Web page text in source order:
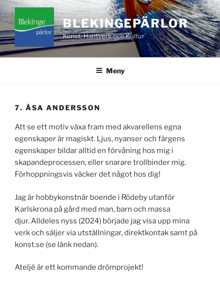
Hoppa
till
innehåll
BLEKINGEPÄRLOR
Konst, Hantverk och Kultur
Meny
7. ÅSA ANDERSSON
Att se ett motiv växa fram med akvarellens egna
egenskaper är magiskt. Ljus, nyanser och färgens
egenskaper bildar alltid en förvåning hos mig i
skapandeprocessen, eller snarare trollbinder mig.
Förhoppningsvis väcker det något hos dig!
Jag är hobbykonstnär boende i Rödeby utanför
Karlskrona på gård med man, barn och massa
djur. Alldeles nyss (2024) började jag visa upp mina
verk och säljer via utställningar, direktkontak samt på
konst.se (se länk nedan).
Ateljé är ett kommande drömprojekt!